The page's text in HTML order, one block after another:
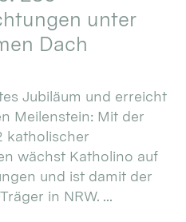
unter
Dach
Jubiläum und erreicht
Meilenstein: Mit der
katholischer
wächst Katholino auf
und ist damit der
in NRW. ...